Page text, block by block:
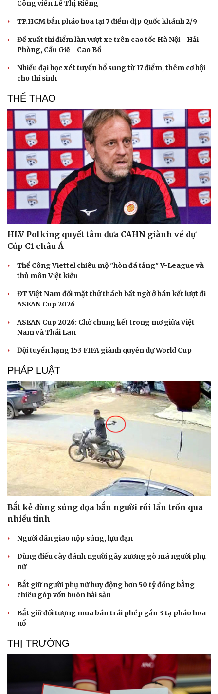
Sân khấu - Điện ảnh
Văn học
Âm nhạc
Di sản
Nghệ sĩ
Sao Việt
Công viên Lê Thị Riêng
TP.HCM bắn pháo hoa tại 7 điểm dịp Quốc khánh 2/9
Đề xuất thí điểm làn vượt xe trên cao tốc Hà Nội - Hải
Phòng, Cầu Giẽ - Cao Bồ
Nhiều đại học xét tuyển bổ sung từ 17 điểm, thêm cơ hội
cho thí sinh
THỂ THAO
HLV Polking quyết tâm đưa CAHN giành vé dự
Cúp C1 châu Á
Thể Công Viettel chiêu mộ "hòn đá tảng" V-League và
thủ môn Việt kiều
ĐT Việt Nam đối mặt thử thách bất ngờ ở bán kết lượt đi
ASEAN Cup 2026
ASEAN Cup 2026: Chờ chung kết trong mơ giữa Việt
Nam và Thái Lan
Đội tuyển hạng 153 FIFA giành quyền dự World Cup
PHÁP LUẬT
Bắt kẻ dùng súng dọa bắn người rồi lẩn trốn qua
nhiều tỉnh
Người dân giao nộp súng, lựu đạn
Dùng điếu cày đánh người gãy xương gò má người phụ
nữ
Bắt giữ người phụ nữ huy động hơn 50 tỷ đồng bằng
chiêu góp vốn buôn hải sản
Bắt giữ đối tượng mua bán trái phép gần 3 tạ pháo hoa
nổ
THỊ TRƯỜNG